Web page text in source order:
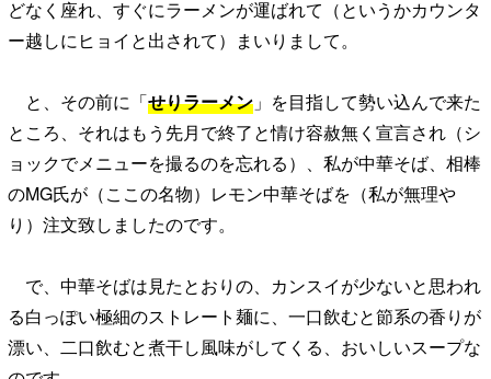
どなく座れ、すぐにラーメンが運ばれて（というかカウンタ
ー越しにヒョイと出されて）まいりまして。
と、その前に「せりラーメン 」を目指して勢い込んで来た
ところ、それはもう先月で終了と情け容赦無く宣言され（シ
ョックでメニューを撮るのを忘れる）、私が中華そば、相棒
のMG氏が（ここの名物）レモン中華そばを（私が無理や
り）注文致しましたのです。
で、中華そばは見たとおりの、カンスイが少ないと思われ
る白っぽい極細のストレート麺に、一口飲むと節系の香りが
漂い、二口飲むと煮干し風味がしてくる、おいしいスープな